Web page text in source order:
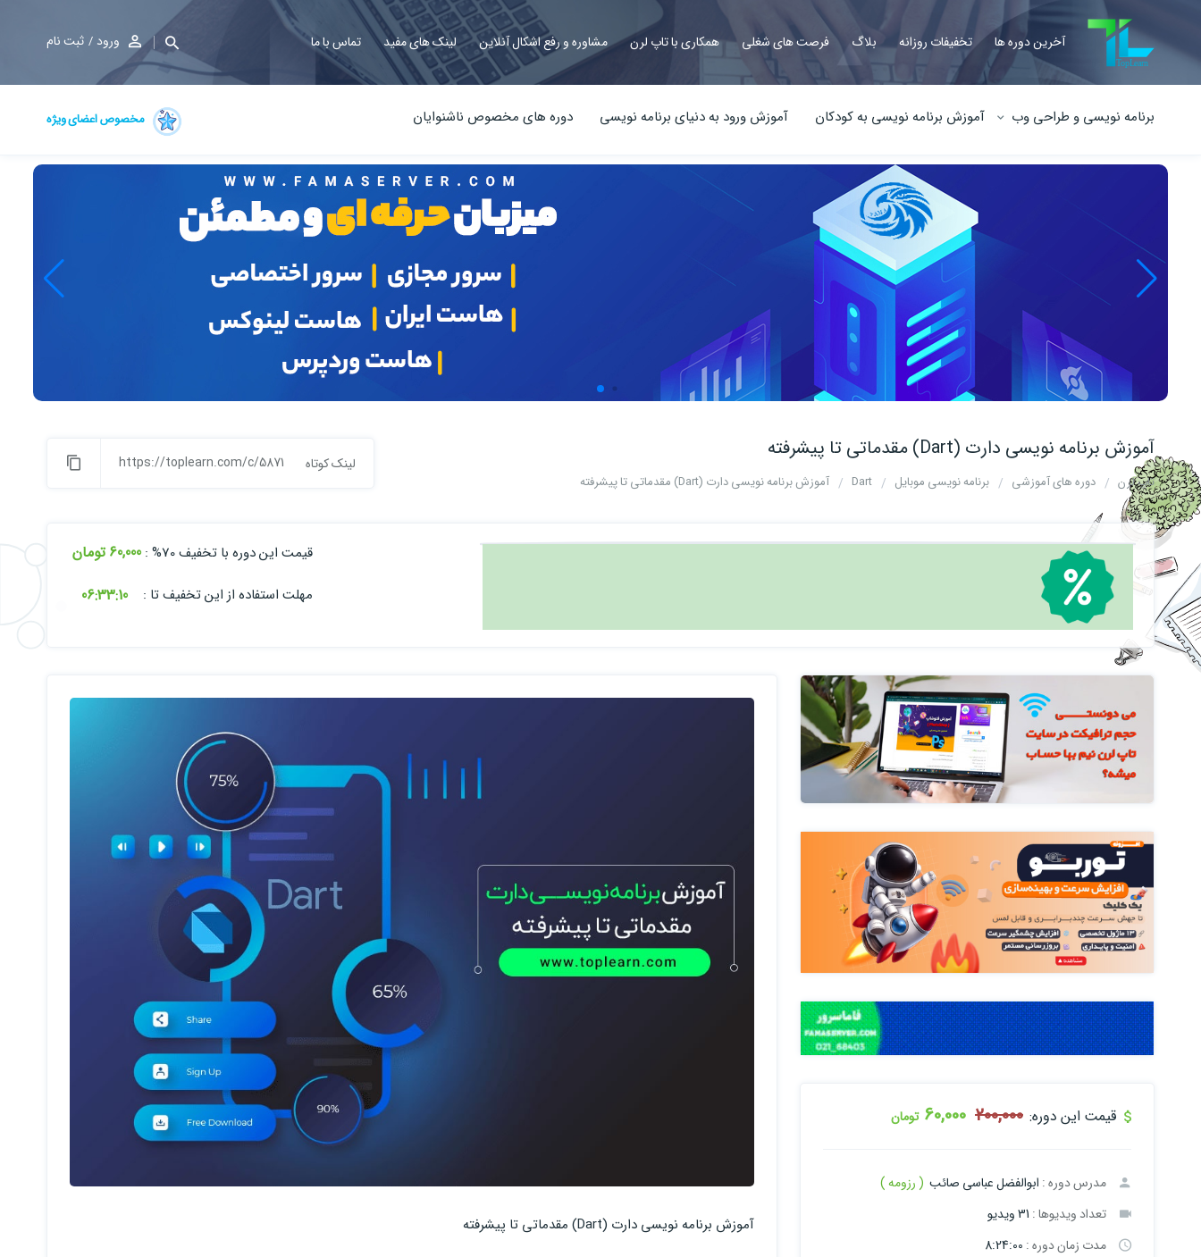
آخرین دوره ها تخفیفات روزانه بلاگ فرصت های شغلی همکاری با تاپ لرن مشاوره و رفع اشکال آنلاین لینک های مفید تماس با ما ورود ثبت نام
برنامه نویسی و طراحی وب آموزش برنامه نویسی به کودکان آموزش ورود به دنیای برنامه نویسی دوره های مخصوص ناشنوایان مخصوص اعضای ویژه
آموزش برنامه نویسی دارت (Dart) مقدماتی تا پیشرفته
تاپ لرن دوره های آموزشی برنامه نویسی موبایل Dart آموزش برنامه نویسی دارت (Dart) مقدماتی تا پیشرفته
لینک کوتاه https://toplearn.com/c/5871
قیمت این دوره با تخفیف 70% : 60,000 تومان
مهلت استفاده از این تخفیف تا : 06:33:09
آموزش برنامه نویسی دارت (Dart) مقدماتی تا پیشرفته
قیمت این دوره: 200,000
60,000 تومان
مدرس دوره : ابوالفضل عباسی صائب ( رزومه )
تعداد ویدیوها : 31 ویدیو
مدت زمان دوره : 8:24:00